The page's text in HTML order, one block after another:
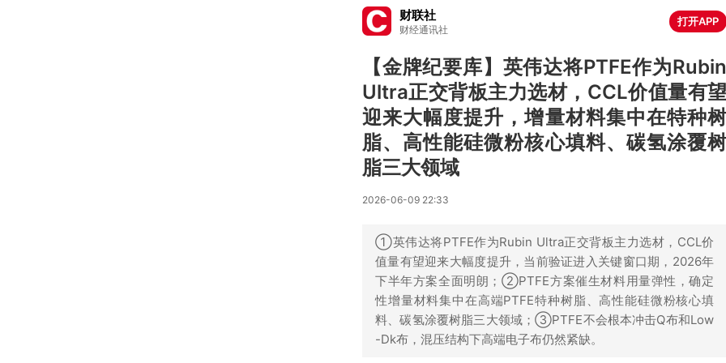
财联社
财经通讯社
打开APP
【金牌纪要库】英伟达将PTFE作为Rubin
Ultra正交背板主力选材，CCL价值量有望
迎来大幅度提升，增量材料集中在特种树
脂、高性能硅微粉核心填料、碳氢涂覆树
脂三大领域
2026-06-09 22:33
①英伟达将PTFE作为Rubin Ultra正交背板主力选材，CCL价
值量有望迎来大幅度提升，当前验证进入关键窗口期，2026年
下半年方案全面明朗；②PTFE方案催生材料用量弹性，确定
性增量材料集中在高端PTFE特种树脂、高性能硅微粉核心填
料、碳氢涂覆树脂三大领域；③PTFE不会根本冲击Q布和Low
-Dk布，混压结构下高端电子布仍然紧缺。